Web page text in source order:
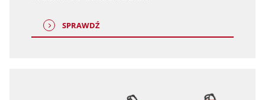
SPRAWDŹ